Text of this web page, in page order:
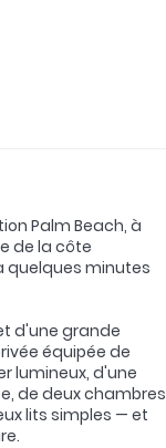
Palm Beach, à
de la côte
quelques minutes
d'une grande
équipée de
lumineux, d'une
de deux chambres
lits simples — et